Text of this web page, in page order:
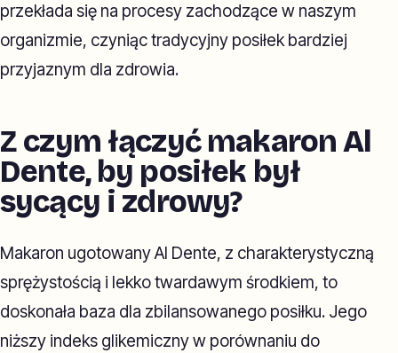
przekłada się na procesy zachodzące w naszym
organizmie, czyniąc tradycyjny posiłek bardziej
przyjaznym dla zdrowia.
Z czym łączyć makaron Al
Dente, by posiłek był
sycący i zdrowy?
Makaron ugotowany Al Dente, z charakterystyczną
sprężystością i lekko twardawym środkiem, to
doskonała baza dla zbilansowanego posiłku. Jego
niższy indeks glikemiczny w porównaniu do